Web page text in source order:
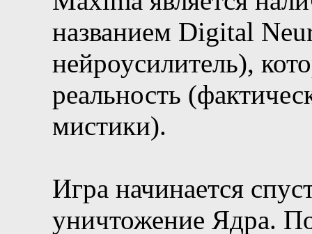
названием Digital
нейроусилитель),
реальность
мистики).
Игра начинается
уничтожение Ядра.